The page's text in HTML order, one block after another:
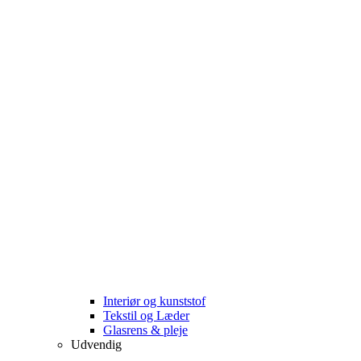
Interiør og kunststof
Tekstil og Læder
Glasrens & pleje
Udvendig